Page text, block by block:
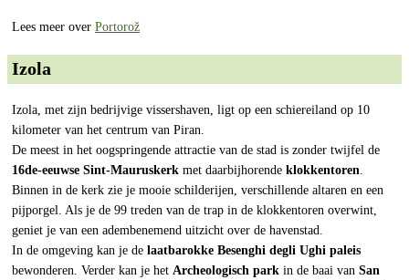
Lees meer over Portorož
Izola
Izola, met zijn bedrijvige vissershaven, ligt op een schiereiland op 10
kilometer van het centrum van Piran.
De meest in het oogspringende attractie van de stad is zonder twijfel de
16de-eeuwse Sint-Mauruskerk met daarbijhorende klokkentoren.
Binnen in de kerk zie je mooie schilderijen, verschillende altaren en een
pijporgel. Als je de 99 treden van de trap in de klokkentoren overwint,
geniet je van een adembenemend uitzicht over de havenstad.
In de omgeving kan je de laatbarokke Besenghi degli Ughi paleis
bewonderen. Verder kan je het Archeologisch park in de baai van San